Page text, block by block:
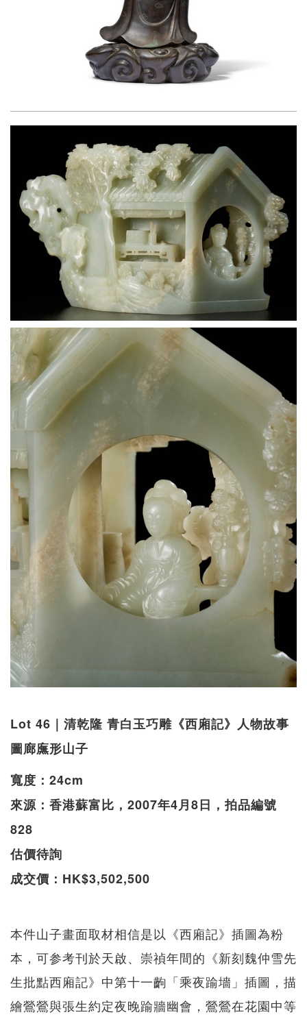
Lot 46｜清乾隆 青白玉巧雕《西廂記》人物故事
圖廊廡形山子
寬度：24cm
來源：香港蘇富比，2007年4月8日，拍品編號
828
估價待詢
成交價：HK$3,502,500
本件山子畫面取材相信是以《西廂記》插圖為粉
本，可参考刊於天啟、崇禎年間的《新刻魏仲雪先
生批點西廂記》中第十一齣「乘夜踰墻」插圖，描
繪鶯鶯與張生約定夜晚踰牆幽會，鶯鶯在花園中等